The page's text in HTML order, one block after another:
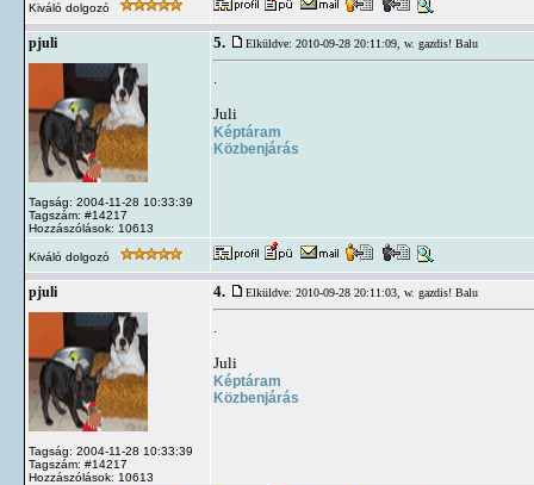
Kiváló dolgozó
pjuli
Tagság: 2004-11-28 10:33:39
Tagszám: #14217
Hozzászólások: 10613
5. Elküldve: 2010-09-28 20:11:09, w. gazdis! Balu
Juli
Képtáram
Közbenjárás
Kiváló dolgozó
pjuli
Tagság: 2004-11-28 10:33:39
Tagszám: #14217
Hozzászólások: 10613
4. Elküldve: 2010-09-28 20:11:03, w. gazdis! Balu
Juli
Képtáram
Közbenjárás